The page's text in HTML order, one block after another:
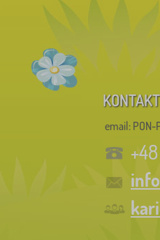
KONTAKT
email:
+48